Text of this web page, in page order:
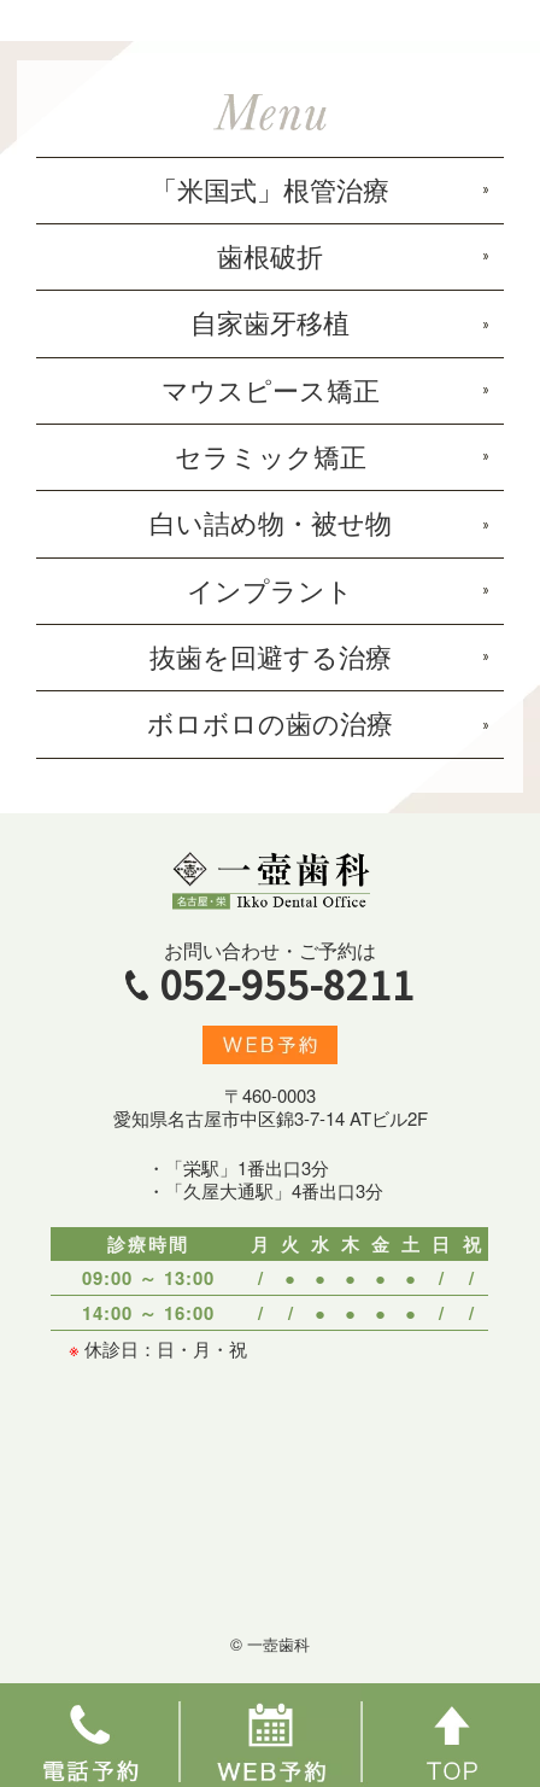
「米国式」根管治療
歯根破折
自家歯牙移植
マウスピース矯正
セラミック矯正
白い詰め物・被せ物
インプラント
抜歯を回避する治療
ボロボロの歯の治療
お問い合わせ・ご予約は
052-955-8211
〒460-0003
愛知県名古屋市中区錦3-7-14 ATビル2F
・「栄駅」1番出口3分
・「久屋大通駅」4番出口3分
診療時間 月 火 水 木 金 土 日 祝
09:00 ～ 13:00
/ ● ● ● ● ● /
/
14:00 ～ 16:00
/ / ● ● ● ● / /
※ 休診日：日・月・祝
© 一壺歯科